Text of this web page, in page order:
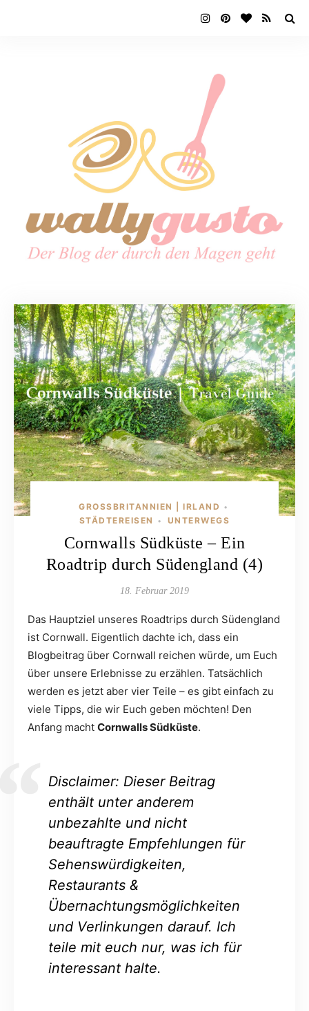
GROSSBRITANNIEN | IRLAND •
STÄDTEREISEN • UNTERWEGS
Cornwalls Südküste – Ein
Roadtrip durch Südengland (4)
18. Februar 2019
Das Hauptziel unseres Roadtrips durch Südengland
ist Cornwall. Eigentlich dachte ich, dass ein
Blogbeitrag über Cornwall reichen würde, um Euch
über unsere Erlebnisse zu erzählen. Tatsächlich
werden es jetzt aber vier Teile – es gibt einfach zu
viele Tipps, die wir Euch geben möchten! Den
Anfang macht Cornwalls Südküste.
Disclaimer: Dieser Beitrag
enthält unter anderem
unbezahlte und nicht
beauftragte Empfehlungen für
Sehenswürdigkeiten,
Restaurants &
Übernachtungsmöglichkeiten
und Verlinkungen darauf. Ich
teile mit euch nur, was ich für
interessant halte.